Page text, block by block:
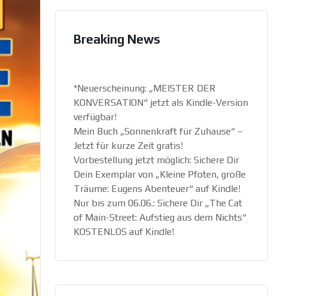
Breaking News
*Neuerscheinung: „MEISTER DER
KONVERSATION“ jetzt als Kindle-Version
verfügbar!
Mein Buch „Sonnenkraft für Zuhause“ –
Jetzt für kurze Zeit gratis!
Vorbestellung jetzt möglich: Sichere Dir
Dein Exemplar von „Kleine Pfoten, große
Träume: Eugens Abenteuer“ auf Kindle!
Nur bis zum 06.06.: Sichere Dir „The Cat
of Main-Street: Aufstieg aus dem Nichts“
KOSTENLOS auf Kindle!